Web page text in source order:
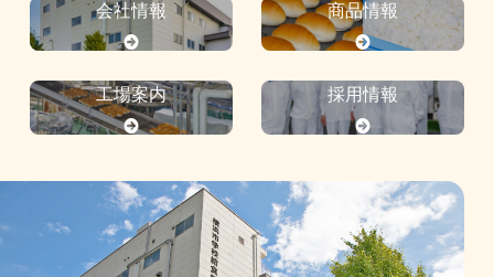
会社情報 商品情報
工場案内 採用情報